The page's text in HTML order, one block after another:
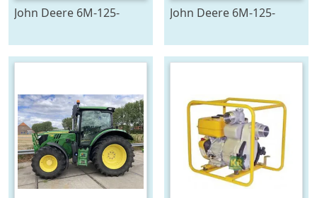
John Deere 6M-125-
John Deere 6M-125-